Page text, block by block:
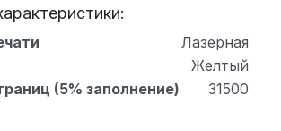
Лазерная
Желтый
(5% заполнение)
31500